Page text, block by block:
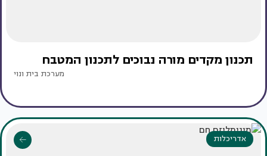
תכנון מקדים מורה נבוכים לתכנון המטבח
מערכת בית ונוי
אדריכלות